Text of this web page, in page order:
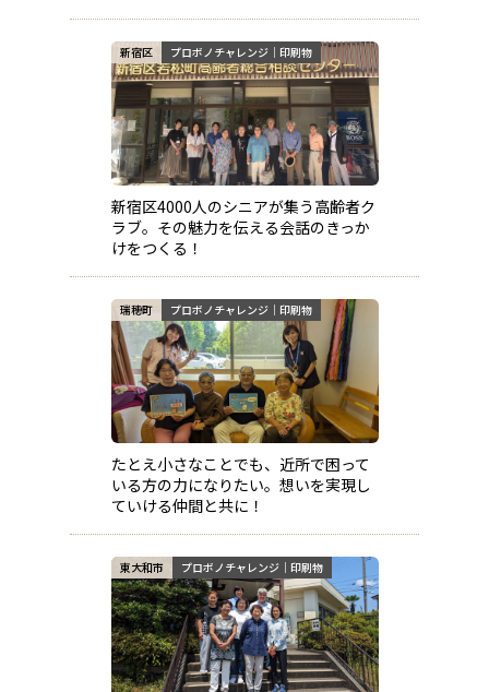
新宿区 プロボノチャレンジ｜印刷物
新宿区4000人のシニアが集う高齢者ク
ラブ。その魅力を伝える会話のきっか
けをつくる！
瑞穂町 プロボノチャレンジ｜印刷物
たとえ小さなことでも、近所で困って
いる方の力になりたい。想いを実現し
ていける仲間と共に！
東大和市 プロボノチャレンジ｜印刷物